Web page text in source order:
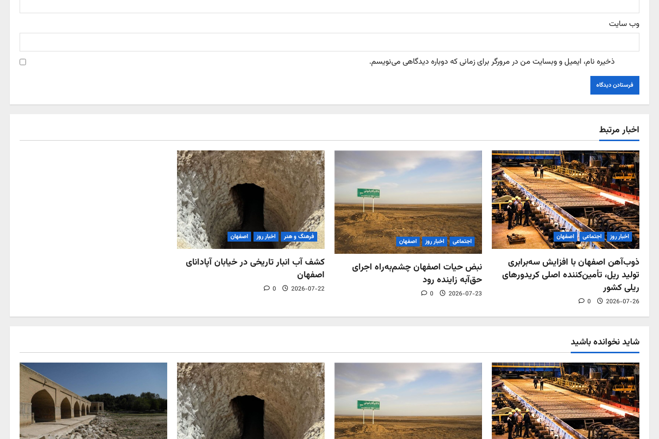
وب‌ سایت
ذخیره نام، ایمیل و وبسایت من در مرورگر برای زمانی که دوباره دیدگاهی می‌نویسم.
اخبار مرتبط
اخبار روز اجتماعی اصفهان
ذوب‌آهن اصفهان با افزایش سه‌برابری
تولید ریل، تأمین‌کننده اصلی کریدورهای
ریلی کشور
2026-07-26
0
اجتماعی اخبار روز اصفهان
نبض حیات اصفهان چشم‌به‌راه اجرای
حق‌آبه زاینده رود
2026-07-23
0
فرهنگ و هنر اخبار روز اصفهان
کشف آب‌ انبار تاریخی در خیابان آپادانای
اصفهان
2026-07-22
0
شاید نخوانده باشید